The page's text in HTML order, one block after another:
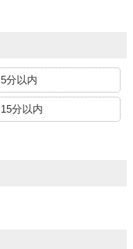
5分以内
15分以内